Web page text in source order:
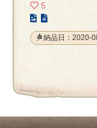
5
の
イ
の
ー
納品日：2020-